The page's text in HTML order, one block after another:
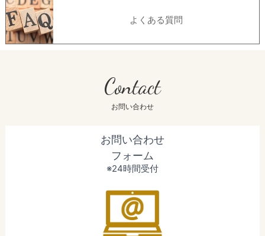
よくある質問
Contact
お問い合わせ
お問い合わせ
フォーム
※24時間受付